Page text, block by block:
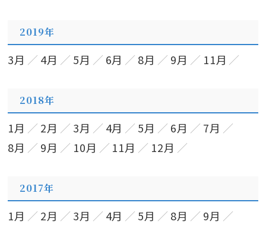
2019年
3月 4月 5月 6月 8月 9月 11月
2018年
1月 2月 3月 4月 5月 6月
7月
8月
9月 10月 11月 12月
2017年
1月 2月 3月 4月 5月 8月
9月